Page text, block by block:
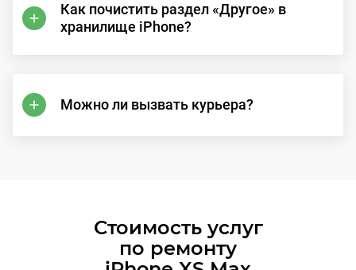
Как почистить раздел «Другое» в
хранилище iPhone?
Можно ли вызвать курьера?
Стоимость услуг
по ремонту